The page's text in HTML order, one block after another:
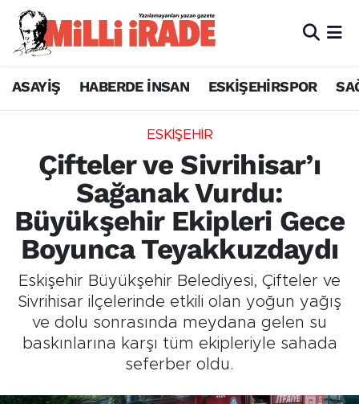
ASAYİŞ HABERDE İNSAN ESKİŞEHİRSPOR
ESKİŞEHİR
Çifteler ve Sivrihisar’ı
Sağanak Vurdu:
Büyükşehir Ekipleri Gece
Boyunca Teyakkuzdaydı
Eskişehir Büyükşehir Belediyesi, Çifteler ve
Sivrihisar ilçelerinde etkili olan yoğun yağış
ve dolu sonrasında meydana gelen su
baskınlarına karşı tüm ekipleriyle sahada
seferber oldu.